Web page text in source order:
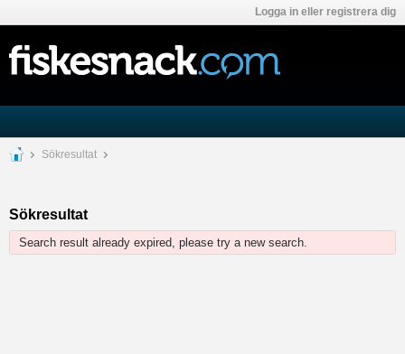
Logga in eller registrera dig
Sökresultat
Sökresultat
Search result already expired, please try a new search.